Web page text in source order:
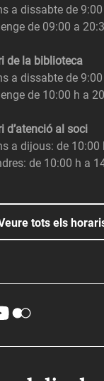
a dissabte de
de 09:00 a
de la biblioteca
a dissabte de
de 10:00 h a
d’atenció al soci
a dijous: de 10:00
de 10:00 h a
tots els